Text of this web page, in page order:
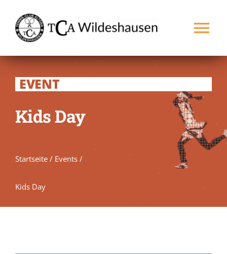
Inhalt
springen
EVENT
Kids Day
Startseite/ Events/
Kids Day